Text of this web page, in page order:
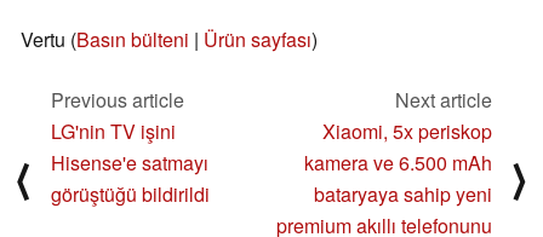
Vertu (Basın bülteni | Ürün sayfası)
⟨
Previous article
LG'nin TV işini
Hisense'e satmayı
görüştüğü bildirildi
Next article
Xiaomi, 5x periskop
kamera ve 6.500 mAh
bataryaya sahip yeni
premium akıllı telefonunu
⟩